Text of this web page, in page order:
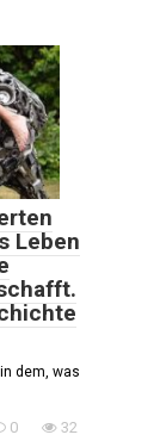
Leben
dem, was
0 32